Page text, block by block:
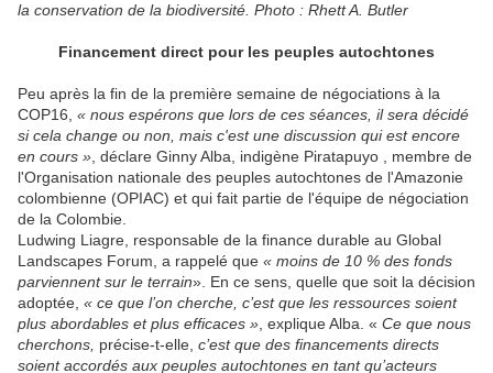
la conservation de la biodiversité. Photo : Rhett A. Butler
Financement direct pour les peuples autochtones
Peu après la fin de la première semaine de négociations à la
COP16, « nous espérons que lors de ces séances, il sera décidé
si cela change ou non, mais c'est une discussion qui est encore
en cours » , déclare Ginny Alba, indigène Piratapuyo , membre de
l'Organisation nationale des peuples autochtones de l'Amazonie
colombienne (OPIAC) et qui fait partie de l'équipe de négociation
de la Colombie.
Ludwing Liagre, responsable de la finance durable au Global
Landscapes Forum, a rappelé que « moins de 10 % des fonds
parviennent sur le terrain». En ce sens, quelle que soit la décision
adoptée, « ce que l’on cherche, c’est que les ressources soient
plus abordables et plus efficaces » , explique Alba. « Ce que nous
cherchons, précise-t-elle, c’est que des financements directs
soient accordés aux peuples autochtones en tant qu’acteurs